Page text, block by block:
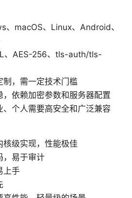
、macOS、Linux、Android、
、AES-256、tls-auth/tls-
制，需一定技术门槛
，依赖加密参数和服务器配置
、个人需要高安全和广泛兼容
核级实现，性能极佳
，易于审计
上手